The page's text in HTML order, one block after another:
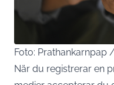
Foto: Prathankarnpap
När du registrerar en